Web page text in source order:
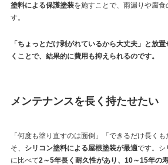
塗料による保護塗装を施すことで、雨漏りや腐食
す。
「ちょっとだけ剥がれているから大丈夫」と放
くことで、結果的に費用も抑えられるのです。
メンテナンスを長く持たせたい
「何度も塗り直すのは面倒」「できるだけ長く
そ、 シリコン塗料による屋根塗装が最適です。シ
に比べて2～5年長く耐久性があり、10～15年の